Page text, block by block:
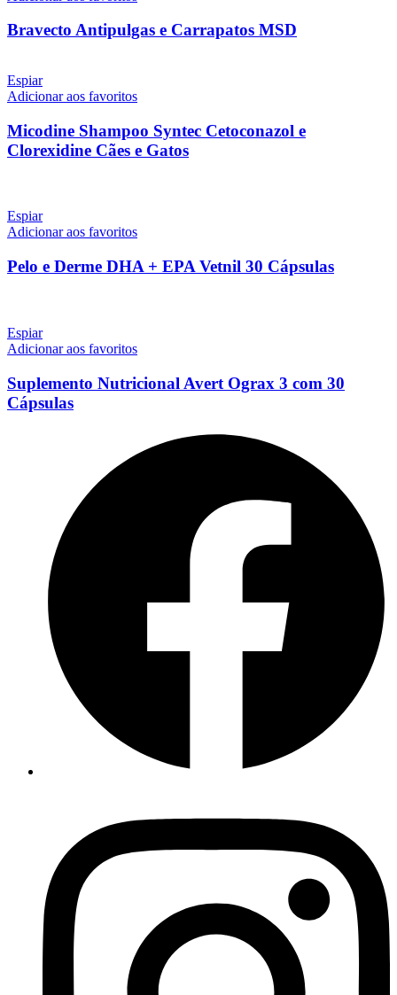
Bravecto Antipulgas e Carrapatos MSD
Espiar
Adicionar aos favoritos
Micodine Shampoo Syntec Cetoconazol e
Clorexidine Cães e Gatos
Espiar
Adicionar aos favoritos
Pelo e Derme DHA + EPA Vetnil 30 Cápsulas
Espiar
Adicionar aos favoritos
Suplemento Nutricional Avert Ograx 3 com 30
Cápsulas